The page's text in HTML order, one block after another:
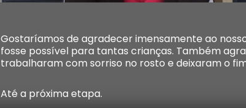
Gostaríamos de agradecer imensamente ao
fosse possível para tantas crianças. Também
trabalharam com sorriso no rosto e deixaram o
Até a próxima etapa.